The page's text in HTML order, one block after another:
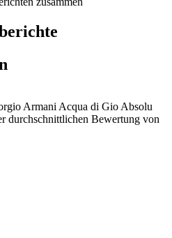
Armani Acqua di Gio Absolu
durchschnittlichen Bewertung von